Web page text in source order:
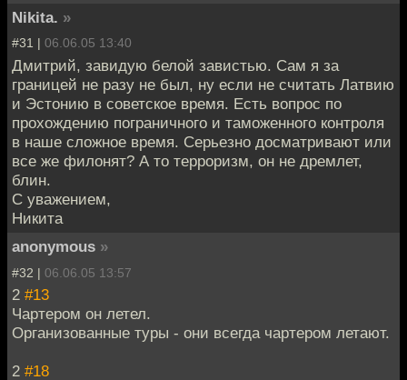
Nikita. »
#31 | 06.06.05 13:40
Дмитрий, завидую белой завистью. Сам я за
границей не разу не был, ну если не считать Латвию
и Эстонию в советское время. Есть вопрос по
прохождению пограничного и таможенного контроля
в наше сложное время. Серьезно досматривают или
все же филонят? А то терроризм, он не дремлет,
блин.
С уважением,
Никита
anonymous »
#32 | 06.06.05 13:57
2 #13
Чартером он летел.
Организованные туры - они всегда чартером летают.
2 #18